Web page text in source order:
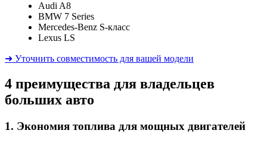
Audi A8
BMW 7 Series
Mercedes-Benz S-класс
Lexus LS
➜ Уточнить совместимость для вашей модели
4 преимущества для владельцев
больших авто
1. Экономия топлива для мощных двигателей